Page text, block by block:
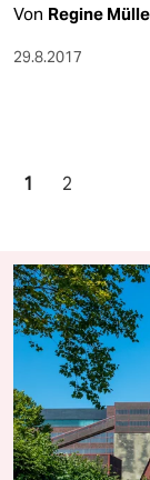
Von Regine
29.8.2017
1 2